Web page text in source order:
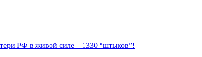
РФ в живой силе – 1330 “штыков”!